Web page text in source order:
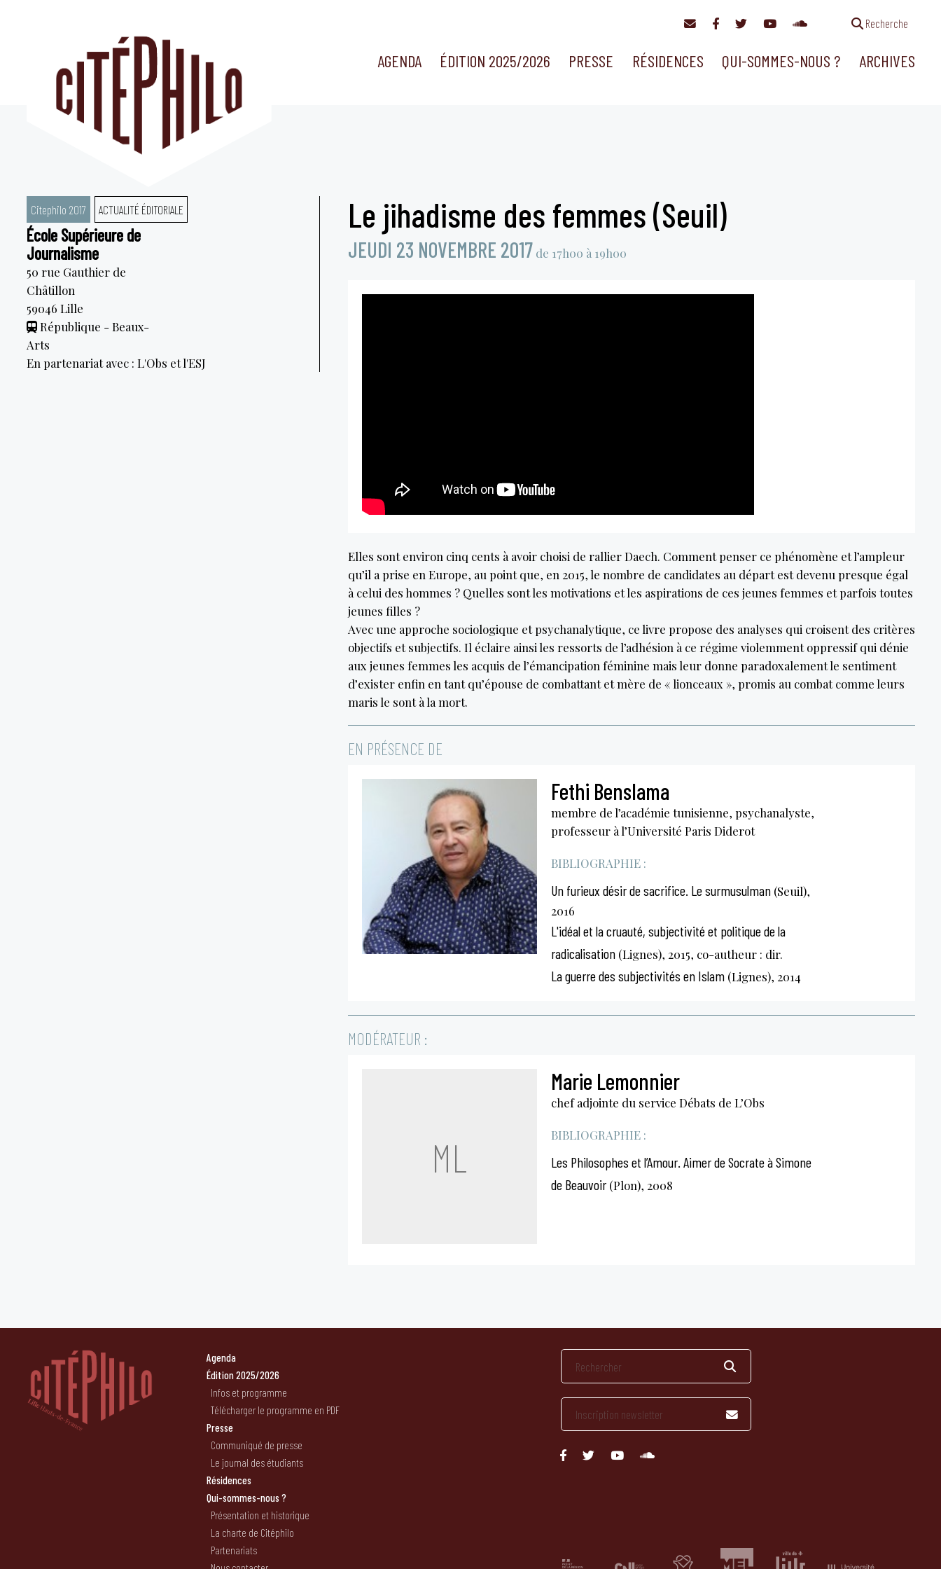
Recherche
AGENDA ÉDITION 2025/2026 PRESSE RÉSIDENCES QUI-SOMMES-NOUS ? ARCHIVES
Citephilo 2017 ACTUALITÉ ÉDITORIALE
École Supérieure de
Journalisme
50 rue Gauthier de
Châtillon
59046 Lille
République - Beaux-
Arts
En partenariat avec : L'Obs et l'ESJ
Le jihadisme des femmes (Seuil)
JEUDI 23 NOVEMBRE 2017 de 17h00 à 19h00
Elles sont environ cinq cents à avoir choisi de rallier Daech. Comment penser ce phénomène et l’ampleur
qu’il a prise en Europe, au point que, en 2015, le nombre de candidates au départ est devenu presque égal
à celui des hommes ? Quelles sont les motivations et les aspirations de ces jeunes femmes et parfois toutes
jeunes filles ?
Avec une approche sociologique et psychanalytique, ce livre propose des analyses qui croisent des critères
objectifs et subjectifs. Il éclaire ainsi les ressorts de l’adhésion à ce régime violemment oppressif qui dénie
aux jeunes femmes les acquis de l’émancipation féminine mais leur donne paradoxalement le sentiment
d’exister enfin en tant qu’épouse de combattant et mère de « lionceaux », promis au combat comme leurs
maris le sont à la mort.
EN PRÉSENCE DE
Fethi Benslama
membre de l’académie tunisienne, psychanalyste,
professeur à l’Université Paris Diderot
BIBLIOGRAPHIE :
Un furieux désir de sacrifice. Le surmusulman(Seuil),
2016
L'idéal et la cruauté, subjectivité et politique de la
radicalisation(Lignes), 2015, co-autheur : dir.
La guerre des subjectivités en Islam(Lignes), 2014
MODÉRATEUR :
ML
Marie Lemonnier
chef adjointe du service Débats de L’Obs
BIBLIOGRAPHIE :
Les Philosophes et l’Amour. Aimer de Socrate à Simone
de Beauvoir(Plon), 2008
Agenda
Édition 2025/2026
Infos et programme
Télécharger le programme en PDF
Presse
Communiqué de presse
Le journal des étudiants
Résidences
Qui-sommes-nous ?
Présentation et historique
La charte de Citéphilo
Partenariats